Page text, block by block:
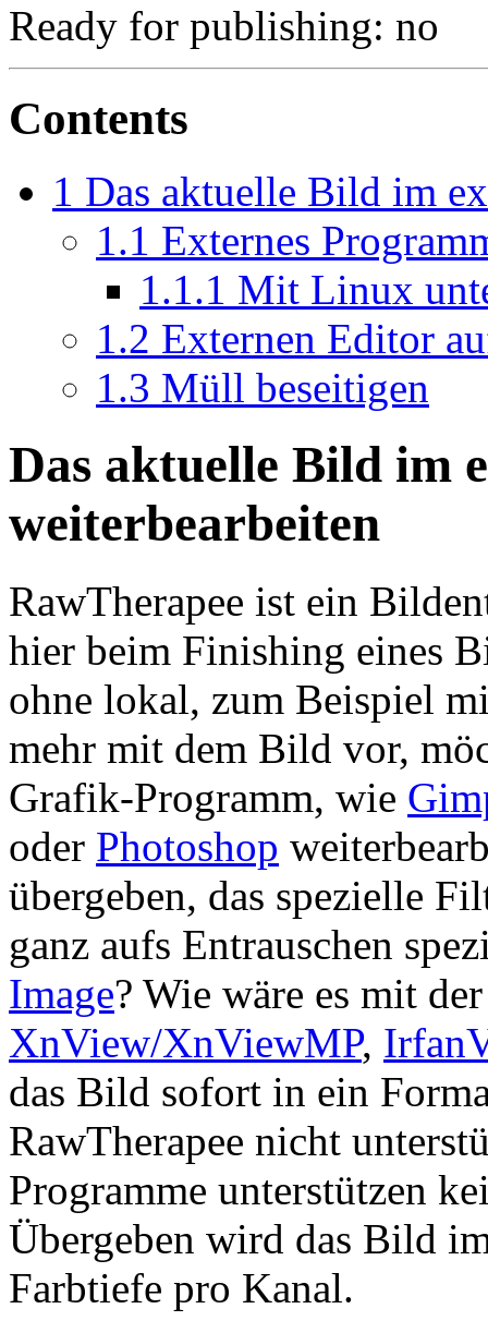
Ready for publishing: no
Contents
1 Das aktuelle Bild im
1.1 Externes
1.1.1 Mit Linux
1.2 Externen Editor
1.3 Müll beseitigen
Das aktuelle Bild im
weiterbearbeiten
RawTherapee ist ein
hier beim Finishing eines
ohne lokal, zum Beispiel
mehr mit dem Bild vor,
Grafik-Programm, wie
oder Photoshop
übergeben, das spezielle
ganz aufs Entrauschen
Image? Wie wäre es mit
XnView/XnViewMP,
das Bild sofort in ein
RawTherapee nicht
Programme unterstützen
Übergeben wird das Bild
Farbtiefe pro Kanal.